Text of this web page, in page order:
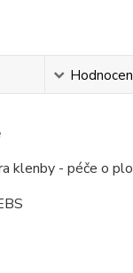
klenby - péče o